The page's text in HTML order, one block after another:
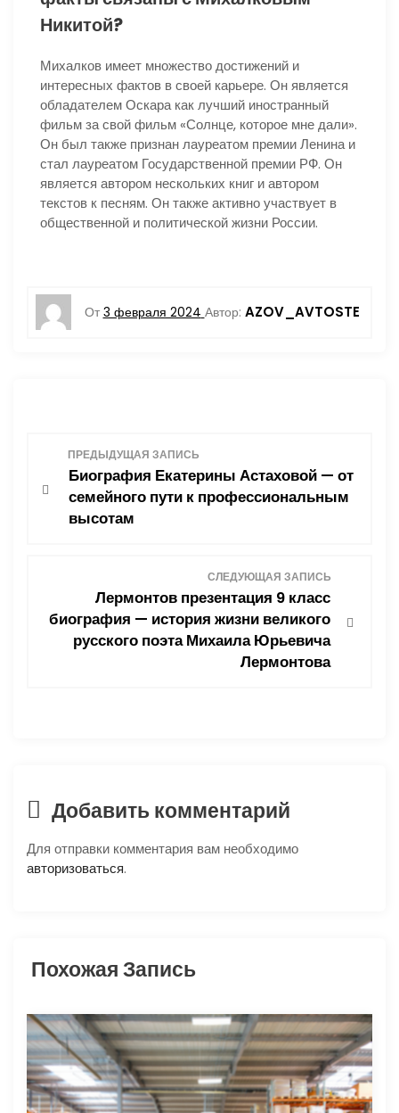
Никитой?
Михалков имеет множество достижений и
интересных фактов в своей карьере. Он является
обладателем Оскара как лучший иностранный
фильм за свой фильм «Солнце, которое мне дали».
Он был также признан лауреатом премии Ленина и
стал лауреатом Государственной премии РФ. Он
является автором нескольких книг и автором
текстов к песням. Он также активно участвует в
общественной и политической жизни России.
От 3 февраля 2024 Автор: AZOV_AVTOSTE
п
о
п
и
с
я
ПРЕДЫДУЩАЯ ЗАПИСЬ
Биография Екатерины Астаховой — от
семейного пути к профессиональным
высотам
СЛЕДУЮЩАЯ ЗАПИСЬ
Лермонтов презентация 9 класс
биография — история жизни великого
русского поэта Михаила Юрьевича
Лермонтова
Добавить комментарий
Для отправки комментария вам необходимо
авторизоваться.
Похожая Запись